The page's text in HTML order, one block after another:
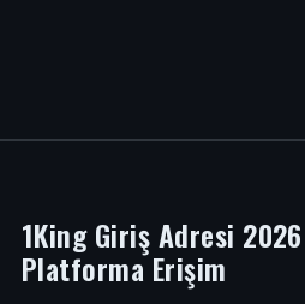
1King Giriş Adresi
Platforma Erişim